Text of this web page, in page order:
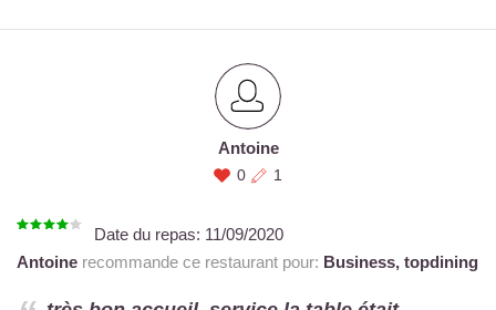
Antoine
0 1
Date du repas: 11/09/2020
Antoine recommande ce restaurant pour: Business, topdining